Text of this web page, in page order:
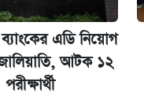
যা
এডি নিয়োগ
আটক ১২
পরীক্ষার্থী